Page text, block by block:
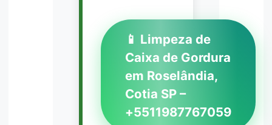
📱 Limpeza de
Caixa de Gordura
em Roselândia,
Cotia SP –
+5511987767059